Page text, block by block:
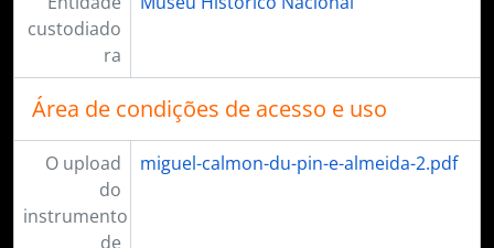
custodiado
ra
Área de condições de acesso e uso
O upload
do
instrumento
de
miguel-calmon-du-pin-e-almeida-2.pdf